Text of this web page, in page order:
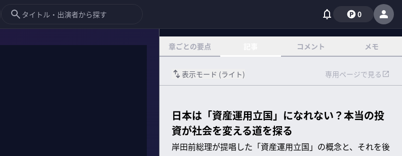
0
章ごとの要点 コメント メモ
表示モード (ライト) 専用ページで見る
日本は「資産運用立国」になれない？本当の投
資が社会を変える道を探る
岸田前総理が提唱した「資産運用立国」の概念と、それを後